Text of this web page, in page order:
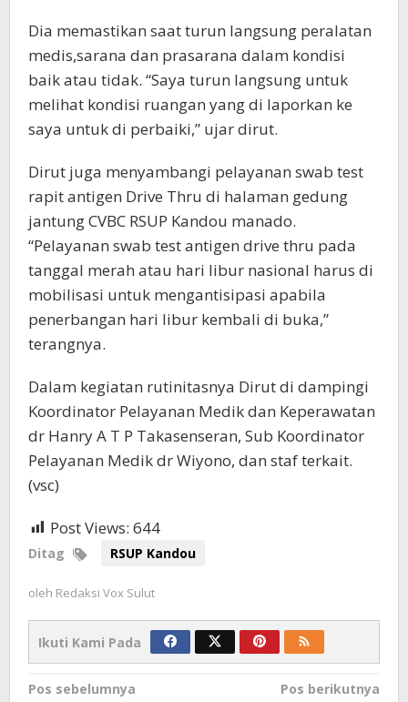
Dia memastikan saat turun langsung peralatan
medis,sarana dan prasarana dalam kondisi
baik atau tidak. “Saya turun langsung untuk
melihat kondisi ruangan yang di laporkan ke
saya untuk di perbaiki,” ujar dirut.
Dirut juga menyambangi pelayanan swab test
rapit antigen Drive Thru di halaman gedung
jantung CVBC RSUP Kandou manado.
“Pelayanan swab test antigen drive thru pada
tanggal merah atau hari libur nasional harus di
mobilisasi untuk mengantisipasi apabila
penerbangan hari libur kembali di buka,”
terangnya.
Dalam kegiatan rutinitasnya Dirut di dampingi
Koordinator Pelayanan Medik dan Keperawatan
dr Hanry A T P Takasenseran, Sub Koordinator
Pelayanan Medik dr Wiyono, dan staf terkait.
(vsc)
Post Views: 644
Ditag RSUP Kandou
oleh Redaksi Vox Sulut
Ikuti Kami Pada
Navigasi
Pos sebelumnya
Pos berikutnya